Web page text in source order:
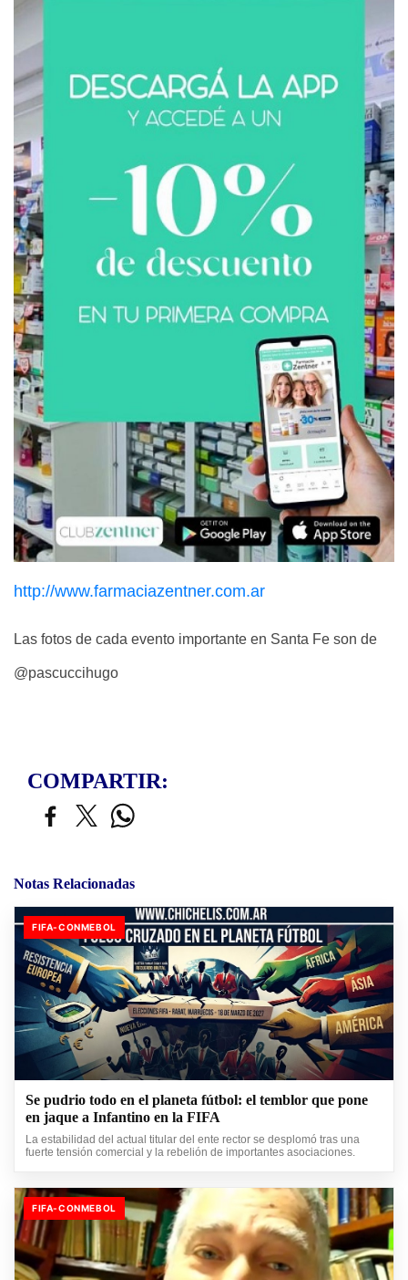
http://www.farmaciazentner.com.ar
Las fotos de cada evento importante en Santa Fe son de
@pascuccihugo
COMPARTIR:
Notas Relacionadas
FIFA-CONMEBOL
Se pudrio todo en el planeta fútbol: el temblor que pone
en jaque a Infantino en la FIFA
La estabilidad del actual titular del ente rector se desplomó tras una
fuerte tensión comercial y la rebelión de importantes asociaciones.
FIFA-CONMEBOL